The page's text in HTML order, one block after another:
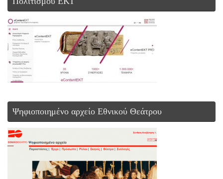
Ψηφιοποιημένο αρχείο Εθνικού Θεάτρου